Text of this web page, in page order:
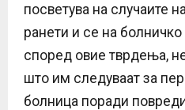
посветува на случаите
ранети и се на
според овие тврдења,
што им следуваат за
болница поради